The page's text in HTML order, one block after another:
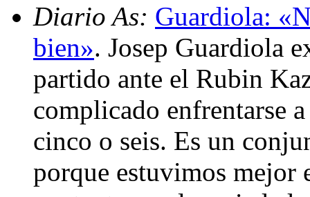
Diario As: Guardiola:
bien». Josep Guardiola
partido ante el Rubin
complicado enfrentarse
cinco o seis. Es un
porque estuvimos mejor